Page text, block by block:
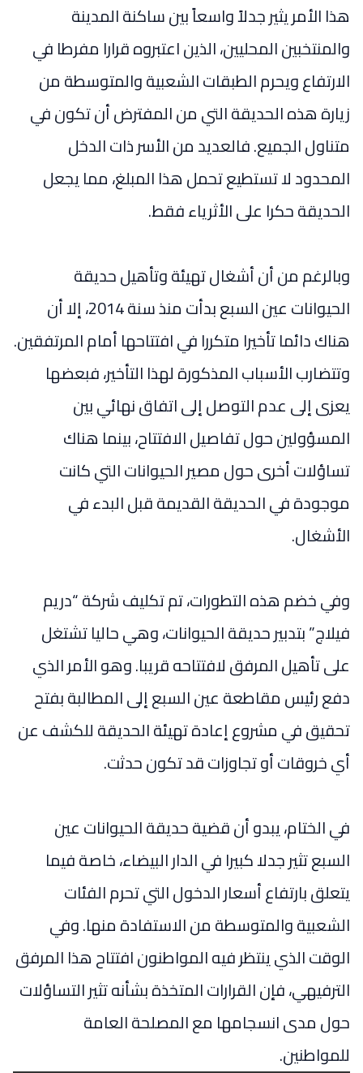
هذا الأمر يثير جدلاً واسعاً بين ساكنة المدينة
والمنتخبين المحليين، الذين اعتبروه قرارا مفرطا في
الارتفاع ويحرم الطبقات الشعبية والمتوسطة من
زيارة هذه الحديقة التي من المفترض أن تكون في
متناول الجميع. فالعديد من الأسر ذات الدخل
المحدود لا تستطيع تحمل هذا المبلغ، مما يجعل
الحديقة حكرا على الأثرياء فقط.
وبالرغم من أن أشغال تهيئة وتأهيل حديقة
الحيوانات عين السبع بدأت منذ سنة 2014، إلا أن
هناك دائما تأخيرا متكررا في افتتاحها أمام المرتفقين.
وتتضارب الأسباب المذكورة لهذا التأخير، فبعضها
يعزى إلى عدم التوصل إلى اتفاق نهائي بين
المسؤولين حول تفاصيل الافتتاح، بينما هناك
تساؤلات أخرى حول مصير الحيوانات التي كانت
موجودة في الحديقة القديمة قبل البدء في
الأشغال.
وفي خضم هذه التطورات، تم تكليف شركة “دريم
فيلاج” بتدبير حديقة الحيوانات، وهي حاليا تشتغل
على تأهيل المرفق لافتتاحه قريبا. وهو الأمر الذي
دفع رئيس مقاطعة عين السبع إلى المطالبة بفتح
تحقيق في مشروع إعادة تهيئة الحديقة للكشف عن
أي خروقات أو تجاوزات قد تكون حدثت.
في الختام، يبدو أن قضية حديقة الحيوانات عين
السبع تثير جدلا كبيرا في الدار البيضاء، خاصة فيما
يتعلق بارتفاع أسعار الدخول التي تحرم الفئات
الشعبية والمتوسطة من الاستفادة منها. وفي
الوقت الذي ينتظر فيه المواطنون افتتاح هذا المرفق
الترفيهي، فإن القرارات المتخذة بشأنه تثير التساؤلات
حول مدى انسجامها مع المصلحة العامة
للمواطنين.